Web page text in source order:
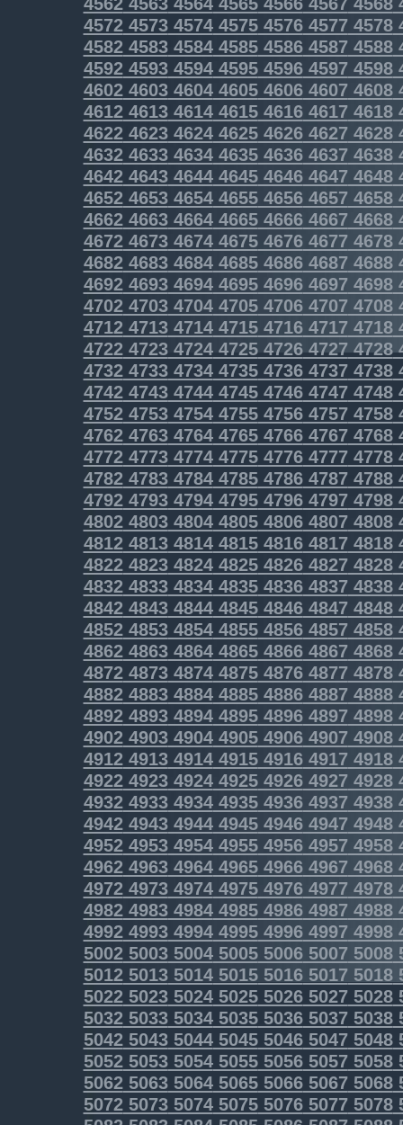
457245734574457545764577 4578
458245834584458545864587 4588
459245934594459545964597 4598
460246034604460546064607 4608
461246134614461546164617 4618
462246234624462546264627 4628
463246334634463546364637 4638
464246434644464546464647 4648
465246534654465546564657 4658
466246634664466546664667 4668
467246734674467546764677 4678
468246834684468546864687 4688
469246934694469546964697 4698
470247034704470547064707 4708
471247134714471547164717 4718
4722472347244725472647274728
4732473347344735473647374738
4742474347444745474647474748
4752475347544755475647574758
4762476347644765476647674768
4772477347744775477647774778
4782478347844785478647874788
4792479347944795479647974798
4802480348044805480648074808
4812481348144815481648174818
4822482348244825482648274828
4832483348344835483648374838
4842484348444845484648474848
4852485348544855485648574858
486248634864486548664867 4868
487248734874487548764877 4878
488248834884488548864887 4888
489248934894489548964897 4898
490249034904490549064907 4908
491249134914491549164917 4918
492249234924492549264927 4928
493249334934493549364937 4938
494249434944494549464947 4948
495249534954495549564957 4958
496249634964496549664967 4968
497249734974497549764977 4978
498249834984498549864987 4988
499249934994499549964997 4998
500250035004500550065007 5008
501250135014501550165017 5018
5022502350245025502650275028
5032503350345035503650375038
5042504350445045504650475048
5052505350545055505650575058
5062506350645065506650675068
5072507350745075507650775078